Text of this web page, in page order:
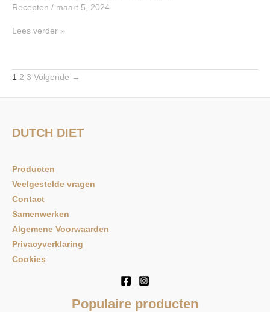
Recepten / maart 5, 2024
Lees verder »
1 2 3 Volgende →
DUTCH DIET
Producten
Veelgestelde vragen
Contact
Samenwerken
Algemene Voorwaarden
Privacyverklaring
Cookies
Populaire producten